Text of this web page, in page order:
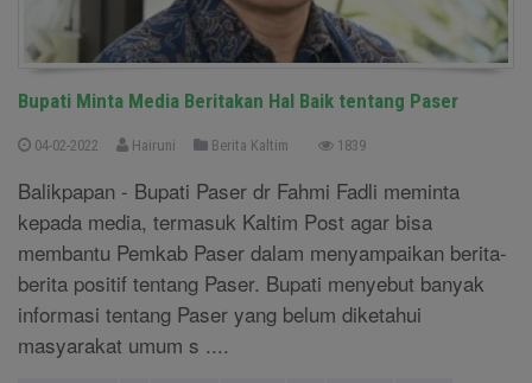
Bupati Minta Media Beritakan Hal Baik tentang Paser
04-02-2022 Hairuni Berita Kaltim 1839
Balikpapan - Bupati Paser dr Fahmi Fadli meminta
kepada media, termasuk Kaltim Post agar bisa
membantu Pemkab Paser dalam menyampaikan berita-
berita positif tentang Paser. Bupati menyebut banyak
informasi tentang Paser yang belum diketahui
masyarakat umum s ....